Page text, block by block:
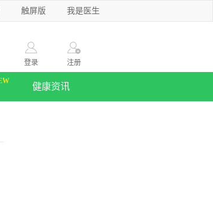
触屏版 我是医生
登录 注册
健康资讯